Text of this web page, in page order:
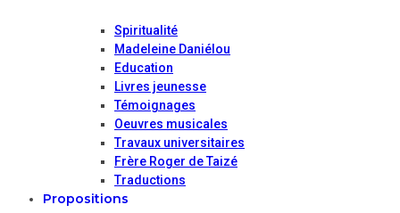
Spiritualité
Madeleine Daniélou
Education
Livres jeunesse
Témoignages
Oeuvres musicales
Travaux universitaires
Frère Roger de Taizé
Traductions
Propositions